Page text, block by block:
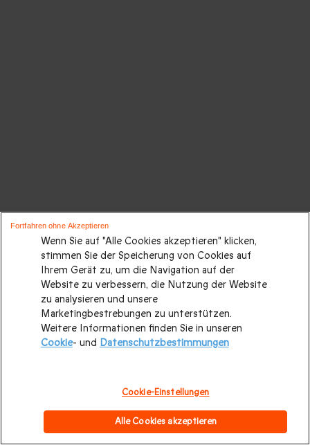
Wenn Sie auf "Alle Cookies akzeptieren" klicken,
stimmen Sie der Speicherung von Cookies auf
Ihrem Gerät zu, um die Navigation auf der
Website zu verbessern, die Nutzung der Website
zu analysieren und unsere
Marketingbestrebungen zu unterstützen.
Weitere Informationen finden Sie in unseren
Cookie- und Datenschutzbestimmungen
Cookie-Einstellungen
Alle Cookies akzeptieren
Fortfahren ohne Akzeptieren